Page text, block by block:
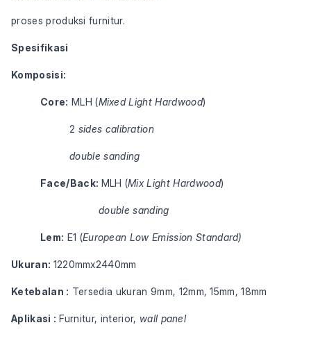
proses produksi furnitur.
Spesifikasi
Komposisi:
Core: MLH (Mixed Light Hardwood)
2 sides calibration
double sanding
Face/Back: MLH (Mix Light Hardwood)
double sanding
Lem: E1 (European Low Emission Standard)
Ukuran: 1220mmx2440mm
Ketebalan : Tersedia ukuran 9mm, 12mm, 15mm, 18mm
Aplikasi : Furnitur, interior, wall panel